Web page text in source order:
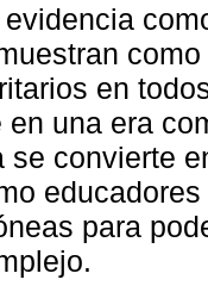
en
en una era
se convierte
para